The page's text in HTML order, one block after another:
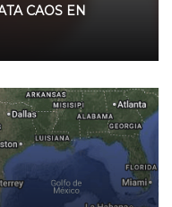
CAOS EN